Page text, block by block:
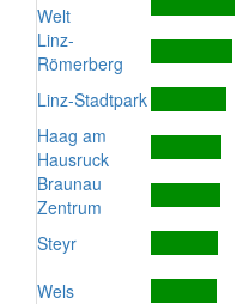
Welt
Linz-
Römerberg
Linz-Stadtpark
Haag am
Hausruck
Braunau
Zentrum
Steyr
Wels